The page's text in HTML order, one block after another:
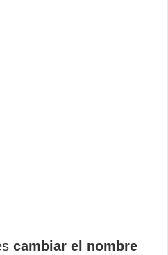
cambiar el nombre